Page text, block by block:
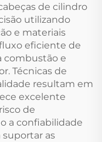
de cilindro
utilizando
e materiais
eficiente de
combustão e
Técnicas de
resultam em
excelente
de
a confiabilidade
suportar as